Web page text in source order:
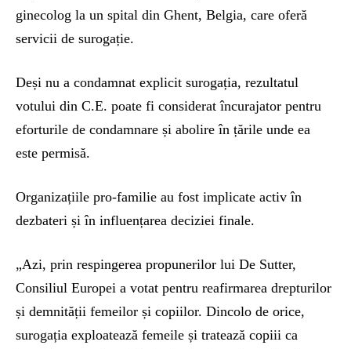
ginecolog la un spital din Ghent, Belgia, care oferă
servicii de surogație.
Deși nu a condamnat explicit surogația, rezultatul
votului din C.E. poate fi considerat încurajator pentru
eforturile de condamnare și abolire în țările unde ea
este permisă.
Organizațiile pro-familie au fost implicate activ în
dezbateri și în influențarea deciziei finale.
„Azi, prin respingerea propunerilor lui De Sutter,
Consiliul Europei a votat pentru reafirmarea drepturilor
și demnității femeilor și copiilor. Dincolo de orice,
surogația exploatează femeile și tratează copiii ca